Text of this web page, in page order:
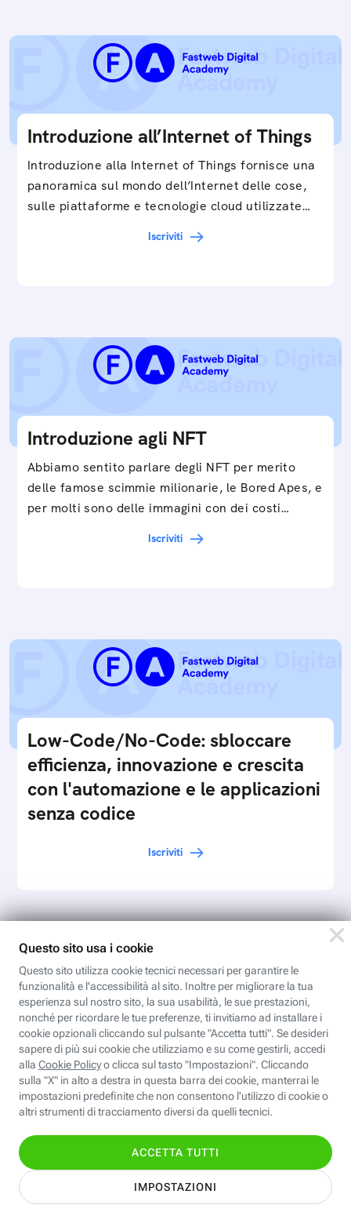
Introduzione all’Internet of Things
Introduzione alla Internet of Things fornisce una
panoramica sul mondo dell’Internet delle cose,
sulle piattaforme e tecnologie cloud utilizzate
Iscriviti
Introduzione agli NFT
Abbiamo sentito parlare degli NFT per merito
delle famose scimmie milionarie, le Bored Apes, e
per molti sono delle immagini con dei costi…
Iscriviti
Low-Code/No-Code: sbloccare
efficienza, innovazione e crescita
con l'automazione e le applicazioni
senza codice
Iscriviti
Iscriviti
all'area
personale
Per ricevere Newsletter, scaricare eBook,
creare playlist vocali e accedere ai corsi
della Fastweb Digital Academy a te